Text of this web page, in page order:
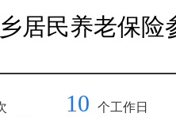
居民养老保险
10 个工作日